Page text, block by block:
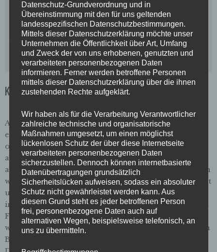
Kälte, Hilfe, Wohnungslose, Flüchtlinge
Am 5. Januar posteten wir auf Facebook und Twitter
einen Aufruf, besonders in der kalten Jahreszeit mit
offenen Augen durch die Stadt zu gehen, auf
ausgekühlte Menschen und Draußenschläfer zu
achten und ihnen ggf. Hilfe zu leisten. Der Aufruf, den
wir eigentlich schon im November letztes Jahr verfasst
und auf unserer Website veröffentlicht hatten, wurde
innerhalb von zwei Tagen über 5000 Mal aufgerufen.
Für unsere Verhältnisse ist das eine hohe Zahl, die
wohl dadurch zustande kam, dass wir dem Aufruf den
Bericht über eine erfrorene obdachlose Frau in
Datenschutz-Grundverordnung und in
Übereinstimmung mit den für uns geltenden
landesspezifischen Datenschutzbestimmungen.
Mittels dieser Datenschutzerklärung möchte unser
Unternehmen die Öffentlichkeit über Art, Umfang
und Zweck der von uns erhobenen, genutzten und
verarbeiteten personenbezogenen Daten
informieren. Ferner werden betroffene Personen
mittels dieser Datenschutzerklärung über die ihnen
zustehenden Rechte aufgeklärt.
Wir haben als für die Verarbeitung Verantwortlicher
zahlreiche technische und organisatorische
Maßnahmen umgesetzt, um einen möglichst
lückenlosen Schutz der über diese Internetseite
verarbeiteten personenbezogenen Daten
sicherzustellen. Dennoch können internetbasierte
Datenübertragungen grundsätzlich
Sicherheitslücken aufweisen, sodass ein absoluter
Schutz nicht gewährleistet werden kann. Aus
diesem Grund steht es jeder betroffenen Person
frei, personenbezogene Daten auch auf
alternativen Wegen, beispielsweise telefonisch, an
uns zu übermitteln.